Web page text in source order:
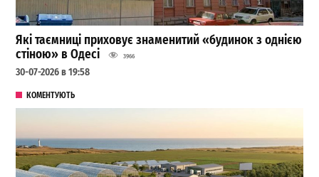
Які таємниці приховує знаменитий «будинок з однією
стіною» в Одесі
3966
30-07-2026 в 19:58
КОМЕНТУЮТЬ